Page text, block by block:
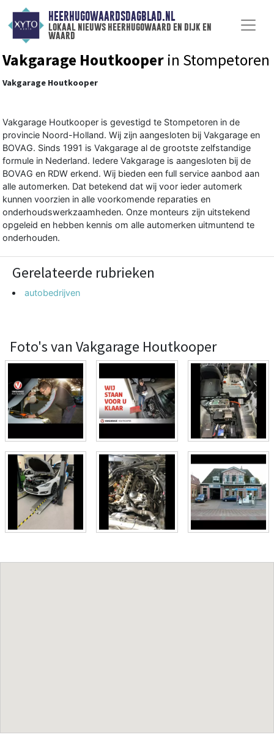
HEERHUGOWAARDSDAGBLAD.NL
lokaal nieuws heerhugowaard en dijk en
waard
Vakgarage Houtkooper in Stompetoren
Vakgarage Houtkooper
Vakgarage Houtkooper is gevestigd te Stompetoren in de
provincie Noord-Holland. Wij zijn aangesloten bij Vakgarage en
BOVAG. Sinds 1991 is Vakgarage al de grootste zelfstandige
formule in Nederland. Iedere Vakgarage is aangesloten bij de
BOVAG en RDW erkend. Wij bieden een full service aanbod aan
alle automerken. Dat betekend dat wij voor ieder automerk
kunnen voorzien in alle voorkomende reparaties en
onderhoudswerkzaamheden. Onze monteurs zijn uitstekend
opgeleid en hebben kennis om alle automerken uitmuntend te
onderhouden.
Gerelateerde rubrieken
autobedrijven
Foto's van Vakgarage Houtkooper